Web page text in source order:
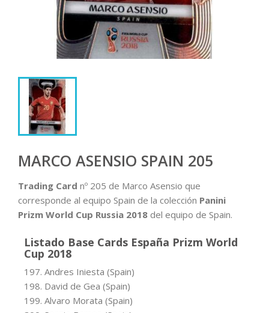
MARCO ASENSIO SPAIN 205
Trading Card nº 205 de Marco Asensio que
corresponde al equipo Spain de la colección Panini
Prizm World Cup Russia 2018 del equipo de Spain.
Listado Base Cards España Prizm World
Cup 2018
197. Andres Iniesta (Spain)
198. David de Gea (Spain)
199. Alvaro Morata (Spain)